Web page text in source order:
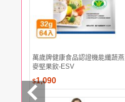
萬歲牌健康食品認證機能纖蔬燕
麥堅果飲-ESV
$1,090